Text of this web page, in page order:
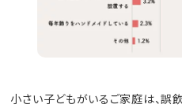
小さい子どもがいるご家庭は、誤